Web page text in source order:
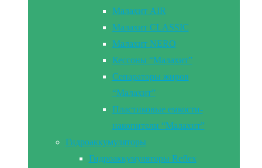
Малахит AIR
Малахит CLASSIC
Малахит NERO
Кессоны “Малахит”
Сепараторы жиров
“Малахит”
Пластиковые емкости-
накопители “Малахит”
Гидроаккумуляторы
Гидроаккумуляторы Reflex